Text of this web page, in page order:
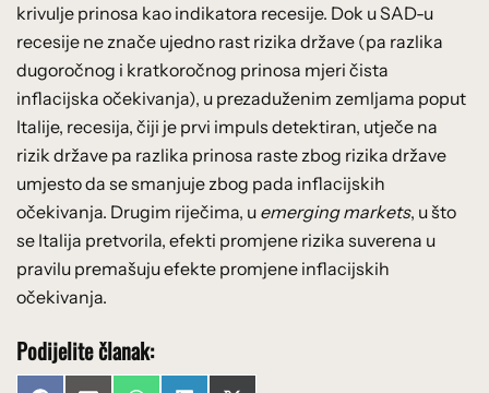
krivulje prinosa kao indikatora recesije. Dok u SAD-u
recesije ne znače ujedno rast rizika države (pa razlika
dugoročnog i kratkoročnog prinosa mjeri čista
inflacijska očekivanja), u prezaduženim zemljama poput
Italije, recesija, čiji je prvi impuls detektiran, utječe na
rizik države pa razlika prinosa raste zbog rizika države
umjesto da se smanjuje zbog pada inflacijskih
očekivanja. Drugim riječima, u emerging markets, u što
se Italija pretvorila, efekti promjene rizika suverena u
pravilu premašuju efekte promjene inflacijskih
očekivanja.
Podijelite članak: